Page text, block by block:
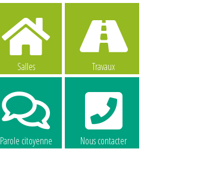
Salles Travaux
Parole citoyenne Nous contacter